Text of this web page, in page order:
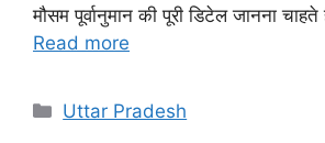
मौसम पूर्वानुमान की पूरी डिटेल जानना
Read more
Categories
Uttar Pradesh